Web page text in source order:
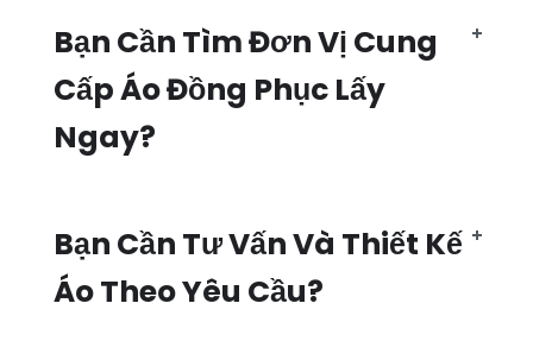
Bạn Cần Tìm Đơn Vị Cung
Cấp Áo Đồng Phục Lấy
Ngay?
Bạn Cần Tư Vấn Và Thiết Kế
Áo Theo Yêu Cầu?